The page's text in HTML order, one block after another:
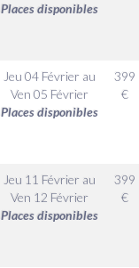
Places disponibles
Jeu 04 Février au
Ven 05 Février
Places disponibles
399
€
Jeu 11 Février au
Ven 12 Février
Places disponibles
399
€